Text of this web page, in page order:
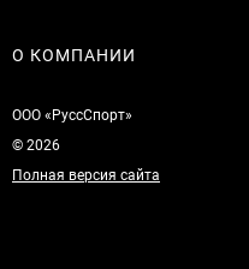
О КОМПАНИИ
ООО «РуссСпорт»
© 2026
Полная версия сайта